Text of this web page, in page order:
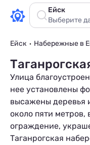
Ейск
Выберите
Ейск Набережные в
Улица
нее установлены
высажены деревья
около пяти метров,
ограждение,
Таганрогская